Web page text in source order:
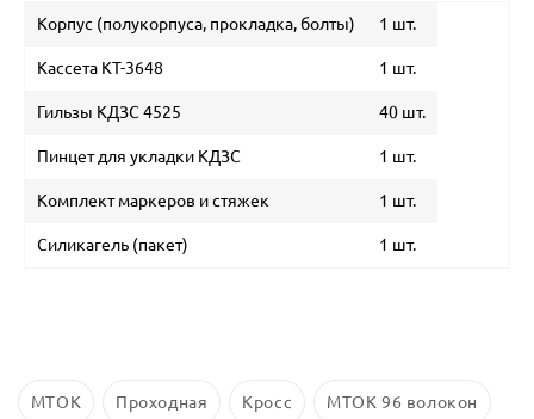
Корпус (полукорпуса, прокладка, болты) 1 шт.
Кассета КТ-3648 1 шт.
Гильзы КДЗС 4525 40 шт.
Пинцет для укладки КДЗС 1 шт.
Комплект маркеров и стяжек 1 шт.
Силикагель (пакет) 1 шт.
МТОК Проходная Кросс МТОК 96 волокон